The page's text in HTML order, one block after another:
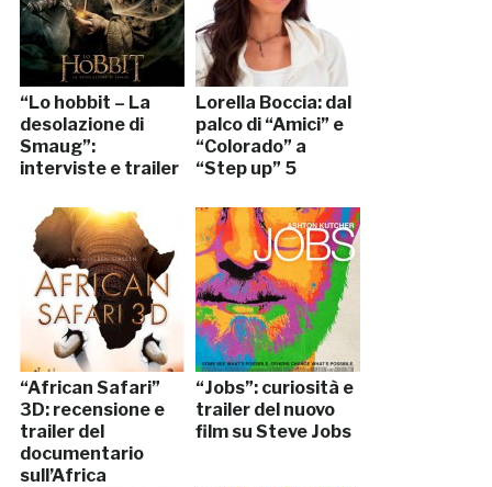
“Lo hobbit – La
desolazione di
Smaug”:
interviste e trailer
Lorella Boccia: dal
palco di “Amici” e
“Colorado” a
“Step up” 5
“African Safari”
3D: recensione e
trailer del
documentario
sull’Africa
“Jobs”: curiosità e
trailer del nuovo
film su Steve Jobs